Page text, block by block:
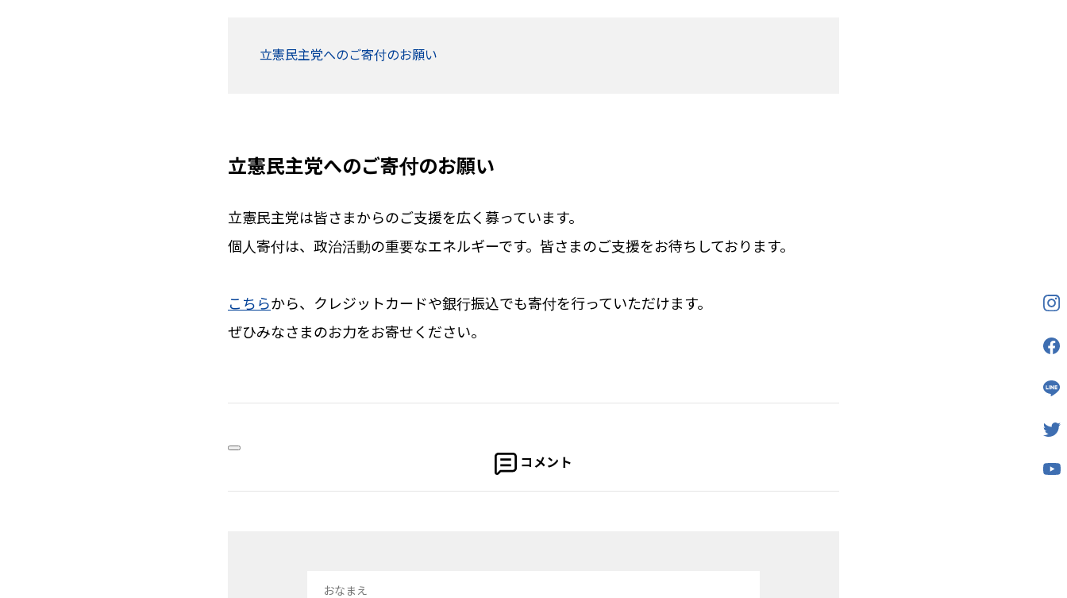
立憲民主党へのご寄付のお願い
立憲民主党へのご寄付のお願い
立憲民主党は皆さまからのご支援を広く募っています。
個人寄付は、政治活動の重要なエネルギーです。皆さまのご支援をお待ちしております。
こちらから、クレジットカードや銀行振込でも寄付を行っていただけます。
ぜひみなさまのお力をお寄せください。
コメント